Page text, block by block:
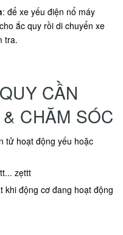
: để xe yếu điện nổ máy
ắc quy rồi di chuyển xe
tra.
CẦN
CHĂM SÓC
tử hoạt động yếu hoặc
zẹttt
khi động cơ đang hoạt động